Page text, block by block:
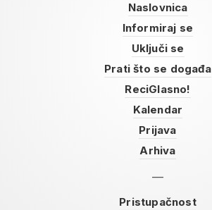
Naslovnica
Informiraj se
Uključi se
Prati što se događa
ReciGlasno!
Kalendar
Prijava
Arhiva
Pristupačnost